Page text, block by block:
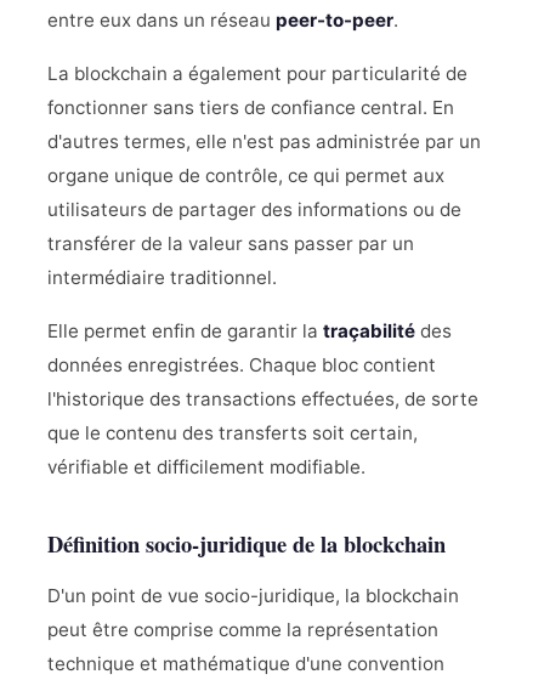
entre eux dans un réseau peer-to-peer.
La blockchain a également pour particularité de
fonctionner sans tiers de confiance central. En
d'autres termes, elle n'est pas administrée par un
organe unique de contrôle, ce qui permet aux
utilisateurs de partager des informations ou de
transférer de la valeur sans passer par un
intermédiaire traditionnel.
Elle permet enfin de garantir la traçabilité des
données enregistrées. Chaque bloc contient
l'historique des transactions effectuées, de sorte
que le contenu des transferts soit certain,
vérifiable et difficilement modifiable.
Définition socio-juridique de la blockchain
D'un point de vue socio-juridique, la blockchain
peut être comprise comme la représentation
technique et mathématique d'une convention